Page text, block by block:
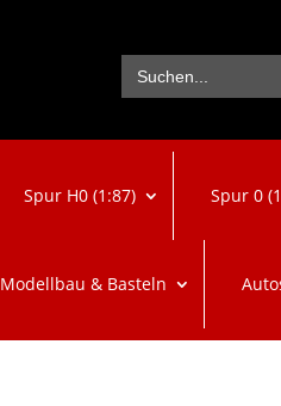
Search
for:
Spur H0 (1:87) Spur 0
Modellbau & Basteln